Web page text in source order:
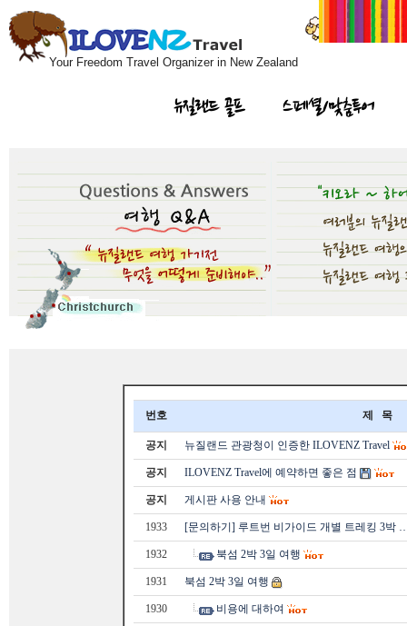
Your Freedom Travel Organizer in New Zealand
뉴질랜드 골프 스페셜/맞춤투어
번호 제 목
공지 뉴질랜드 관광청이 인증한 ILOVENZ Travel
공지 ILOVENZ Travel에 예약하면 좋은 점
공지 게시판 사용 안내
1933 [문의하기] 루트번 비가이드 개별 트레킹 3박
1932 북섬 2박 3일 여행
1931 북섬 2박 3일 여행
1930 비용에 대하여